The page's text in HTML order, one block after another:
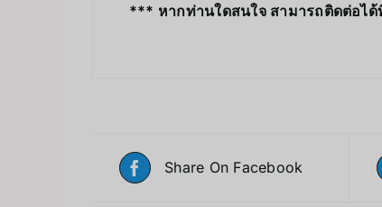
*** หากท่านใดสนใจ สามารถติดต่อไ
Share On Facebook